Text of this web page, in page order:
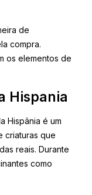
de
compra.
os elementos de
Hispania
Hispânia é um
criaturas que
reais. Durante
como